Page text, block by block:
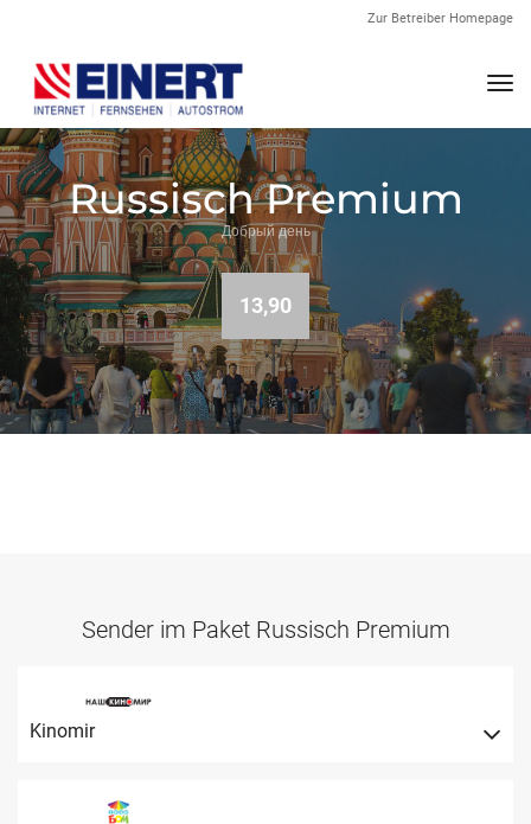
Zur Betreiber Homepage
Russisch Premium
Добрый день
13,90
Sender im Paket Russisch Premium
Kinomir